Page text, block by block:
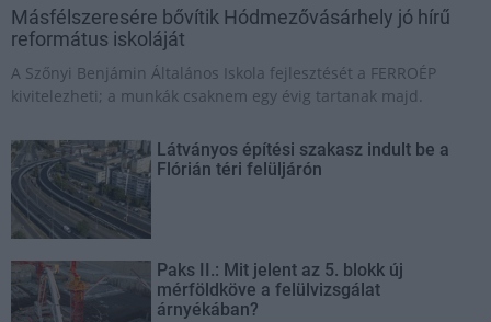
Másfélszeresére bővítik Hódmezővásárhely jó hírű
református iskoláját
A Szőnyi Benjámin Általános Iskola fejlesztését a FERROÉP
kivitelezheti; a munkák csaknem egy évig tartanak majd.
Látványos építési szakasz indult be a
Flórián téri felüljárón
Paks II.: Mit jelent az 5. blokk új
mérföldköve a felülvizsgálat
árnyékában?